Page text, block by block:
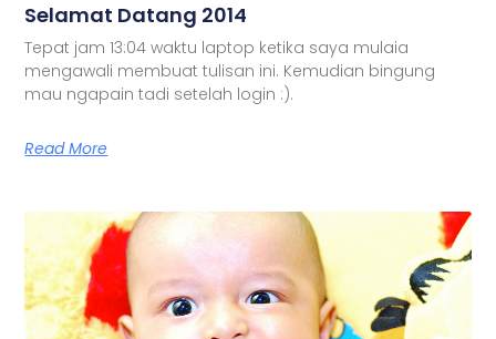
Selamat Datang 2014
Tepat jam 13:04 waktu laptop ketika saya mulaia
mengawali membuat tulisan ini. Kemudian bingung
mau ngapain tadi setelah login :).
Read More